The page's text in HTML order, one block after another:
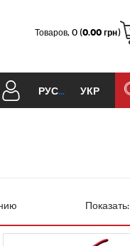
Товаров, 0 (0.00 грн)
РУС УКР
Показать: